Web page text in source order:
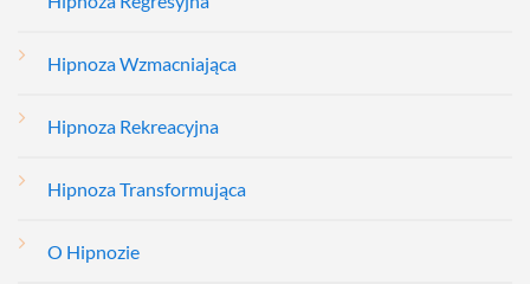
Hipnoza Wzmacniająca
Hipnoza Rekreacyjna
Hipnoza Transformująca
O Hipnozie